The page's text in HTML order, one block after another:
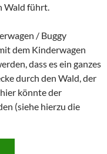
Wald führt.
/ Buggy
dem Kinderwagen
dass es ein ganzes
durch den Wald, der
könnte der
(siehe hierzu die